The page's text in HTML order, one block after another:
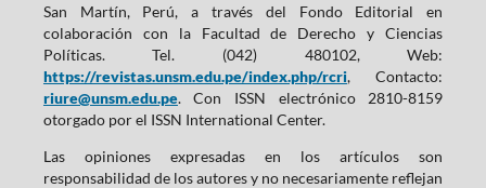
San Martín, Perú, a través del Fondo Editorial en
colaboración con la Facultad de Derecho y Ciencias
Políticas. Tel. (042) 480102, Web:
https://revistas.unsm.edu.pe/index.php/rcri, Contacto:
riure@unsm.edu.pe. Con ISSN electrónico 2810-8159
otorgado por el ISSN International Center.
Las opiniones expresadas en los artículos son
responsabilidad de los autores y no necesariamente reflejan